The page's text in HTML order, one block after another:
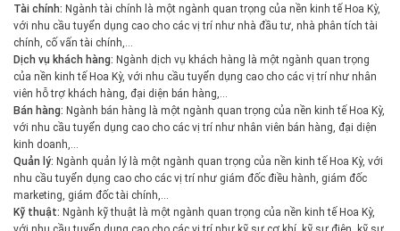
Tài chính: Ngành tài chính là một ngành quan trọng của nền kinh tế Hoa Kỳ,
với nhu cầu tuyển dụng cao cho các vị trí như nhà đầu tư, nhà phân tích tài
chính, cố vấn tài chính,…
Dịch vụ khách hàng: Ngành dịch vụ khách hàng là một ngành quan trọng
của nền kinh tế Hoa Kỳ, với nhu cầu tuyển dụng cao cho các vị trí như nhân
viên hỗ trợ khách hàng, đại diện bán hàng,…
Bán hàng: Ngành bán hàng là một ngành quan trọng của nền kinh tế Hoa Kỳ,
với nhu cầu tuyển dụng cao cho các vị trí như nhân viên bán hàng, đại diện
kinh doanh,…
Quản lý: Ngành quản lý là một ngành quan trọng của nền kinh tế Hoa Kỳ, với
nhu cầu tuyển dụng cao cho các vị trí như giám đốc điều hành, giám đốc
marketing, giám đốc tài chính,…
Kỹ thuật: Ngành kỹ thuật là một ngành quan trọng của nền kinh tế Hoa Kỳ,